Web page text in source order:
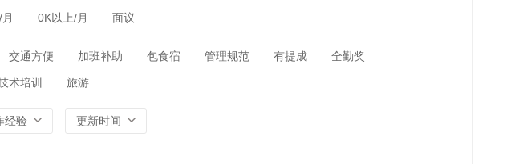
0K以上/月 面议
交通方便 加班补助 包食宿 管理规范 有提成 全勤奖
术培训 旅游
经验 更新时间